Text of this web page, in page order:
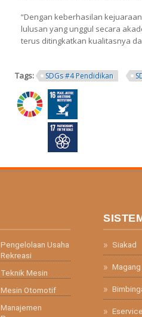
“Dengan keberhasilan
lulusan yang unggul secara
terus ditingkatkan kualitasnya
Tags: SDGs #4 Pendidikan
ring.png
Pengelolaan Usaha
Rekreasi
Teknik Mesin
Mesin Otomotif
Manajemen
Siakad
Magang
Eservice